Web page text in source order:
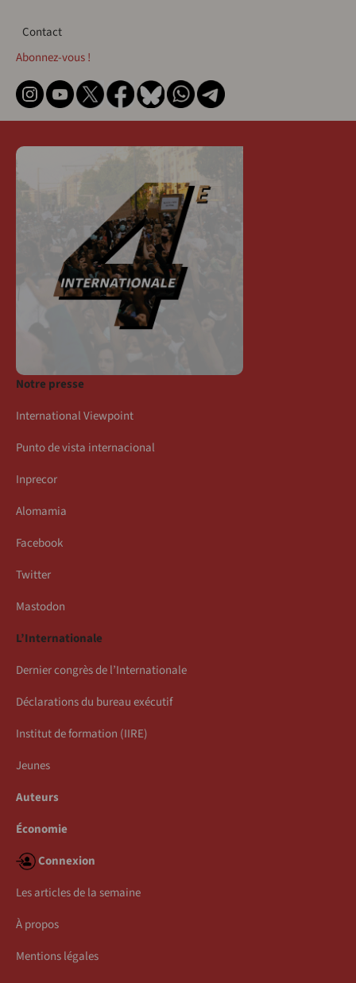
Contact
Contact
Abonnez-vous !
Notre presse
International Viewpoint
Punto de vista internacional
Inprecor
Alomamia
Facebook
Twitter
Mastodon
L’Internationale
Dernier congrès de l’Internationale
Déclarations du bureau exécutif
Institut de formation (IIRE)
Jeunes
Auteurs
Économie
Connexion
Les articles de la semaine
À propos
Mentions légales